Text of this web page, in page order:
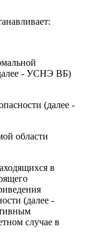
- УСНЭ ВБ)
(далее -
области
в
(далее -
случае в